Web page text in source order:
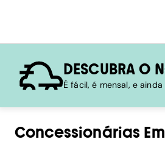
DESCUBRA O
É fácil, é mensal, e
Concessionárias Em